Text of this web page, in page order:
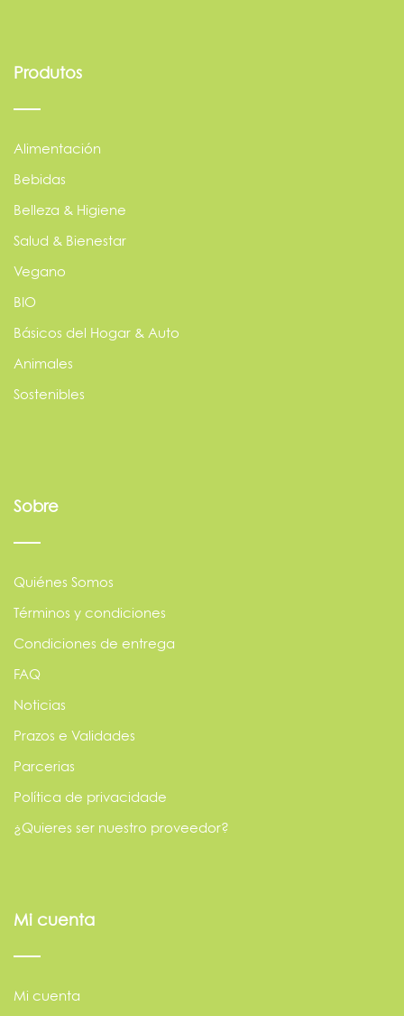
Produtos
Alimentación
Bebidas
Belleza & Higiene
Salud & Bienestar
Vegano
BIO
Básicos del Hogar & Auto
Animales
Sostenibles
Sobre
Quiénes Somos
Términos y condiciones
Condiciones de entrega
FAQ
Noticias
Prazos e Validades
Parcerias
Política de privacidade
¿Quieres ser nuestro proveedor?
Mi cuenta
Mi cuenta